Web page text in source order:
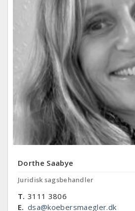
Dorthe Saabye
Juridisk sagsbehandler
T. 3111 3806
E. dsa@koebersmaegler.dk